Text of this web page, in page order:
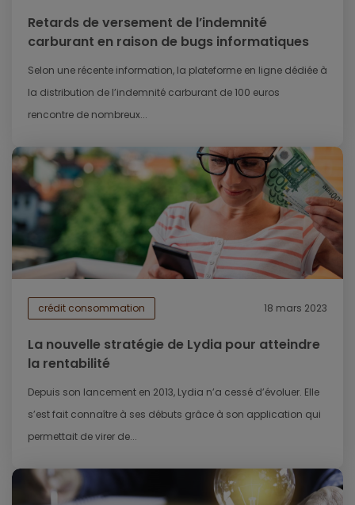
Retards de versement de l’indemnité
carburant en raison de bugs informatiques
Selon une récente information, la plateforme en ligne dédiée à
la distribution de l’indemnité carburant de 100 euros
rencontre de nombreux...
crédit consommation 18 mars 2023
La nouvelle stratégie de Lydia pour atteindre
la rentabilité
Depuis son lancement en 2013, Lydia n’a cessé d’évoluer. Elle
s’est fait connaître à ses débuts grâce à son application qui
permettait de virer de...